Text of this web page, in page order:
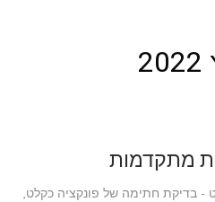
מתקדמות
- בדיקת חתימה של פונקציה כקלט,